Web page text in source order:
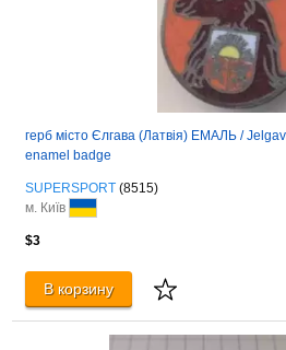
герб місто Єлгава (Латвія) ЕМАЛЬ /
enamel badge
SUPERSPORT (8515)
м. Київ
$3
В корзину